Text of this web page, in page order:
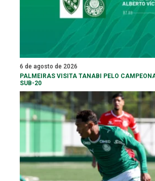
6 de agosto de 2026
PALMEIRAS VISITA TANABI PELO
SUB-20